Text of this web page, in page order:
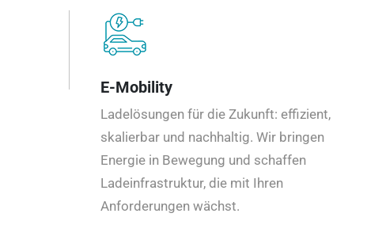
E-Mobility
Ladelösungen für die Zukunft: effizient,
skalierbar und nachhaltig. Wir bringen
Energie in Bewegung und schaffen
Ladeinfrastruktur, die mit Ihren
Anforderungen wächst.